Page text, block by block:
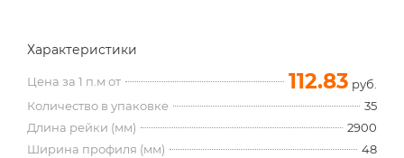
Характеристики
Цена за 1 п.м от 112.83 руб.
Количество в упаковке
35
Длина рейки (мм)
2900
Ширина профиля (мм)
48